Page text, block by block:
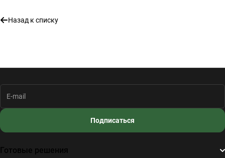
Назад к списку
Подписаться
Готовые решения